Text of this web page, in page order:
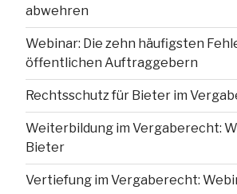
abwehren
Webinar: Die zehn häufigsten
öffentlichen Auftraggebern
Rechtsschutz für Bieter im
Weiterbildung im Vergaberecht:
Bieter
Vertiefung im Vergaberecht: